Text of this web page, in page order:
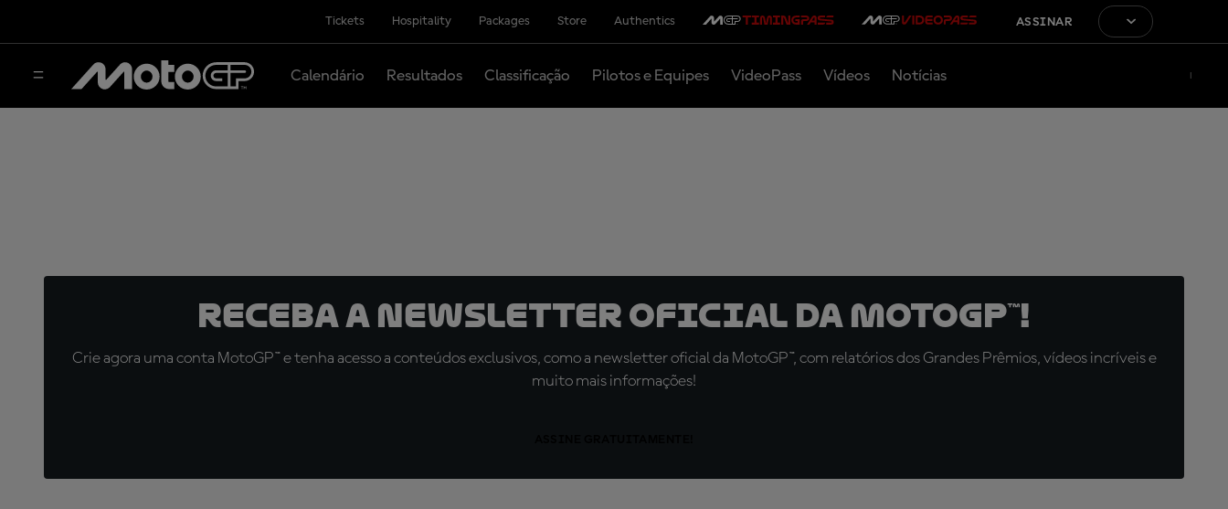
Tickets Hospitality Packages Store Authentics ASSINAR
Calendário Resultados Classificação Pilotos e Equipes VideoPass Vídeos Notícias
Receba a newsletter oficial da MotoGP™!
Crie agora uma conta MotoGP™ e tenha acesso a conteúdos exclusivos, como a newsletter oficial da MotoGP™, com relatórios dos Grandes Prêmios, vídeos incríveis e
muito mais informações!